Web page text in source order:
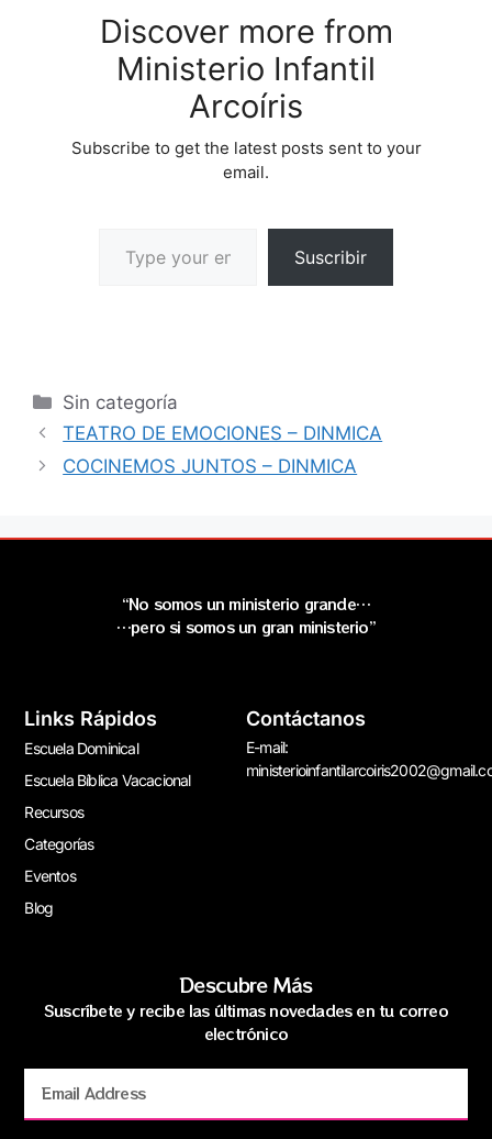
Discover more from
Ministerio Infantil
Arcoíris
Subscribe to get the latest posts sent to your
email.
Suscribir
Sin categoría
TEATRO DE EMOCIONES – DINMICA
COCINEMOS JUNTOS – DINMICA
“No somos un ministerio grande…
…pero si somos un gran ministerio”
Links Rápidos
Escuela Dominical
Escuela Bíblica Vacacional
Recursos
Categorías
Eventos
Blog
Contáctanos
E-mail:
Descubre Más
Suscríbete y recibe las últimas novedades en tu correo
electrónico